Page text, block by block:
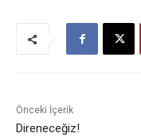
Önceki İçerik
Direneceğiz!